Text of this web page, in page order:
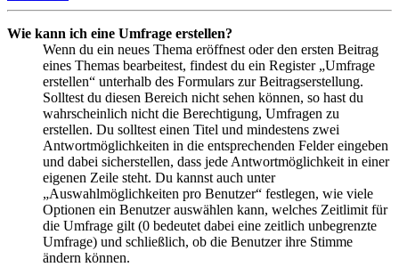
Wie kann ich eine Umfrage erstellen?
Wenn du ein neues Thema eröffnest oder den ersten Beitrag
eines Themas bearbeitest, findest du ein Register „Umfrage
erstellen“ unterhalb des Formulars zur Beitragserstellung.
Solltest du diesen Bereich nicht sehen können, so hast du
wahrscheinlich nicht die Berechtigung, Umfragen zu
erstellen. Du solltest einen Titel und mindestens zwei
Antwortmöglichkeiten in die entsprechenden Felder eingeben
und dabei sicherstellen, dass jede Antwortmöglichkeit in einer
eigenen Zeile steht. Du kannst auch unter
„Auswahlmöglichkeiten pro Benutzer“ festlegen, wie viele
Optionen ein Benutzer auswählen kann, welches Zeitlimit für
die Umfrage gilt (0 bedeutet dabei eine zeitlich unbegrenzte
Umfrage) und schließlich, ob die Benutzer ihre Stimme
ändern können.